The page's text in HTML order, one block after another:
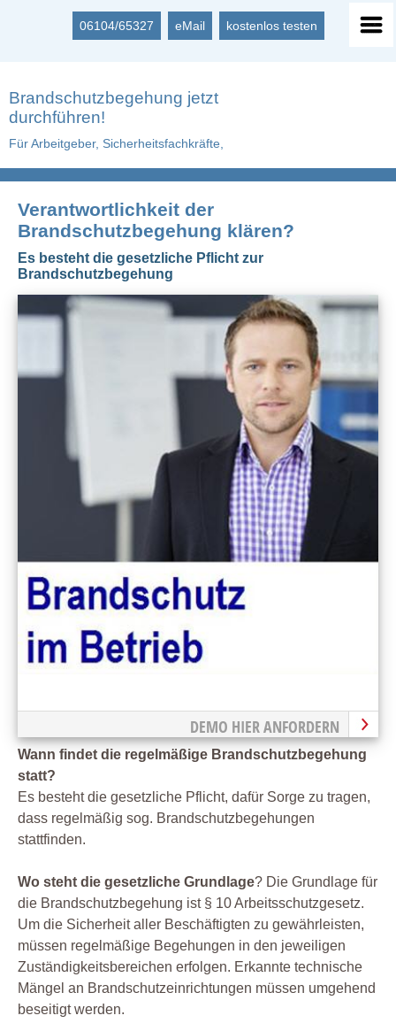
06104/65327 eMail kostenlos testen
Brandschutzbegehung jetzt
durchführen!
Für Arbeitgeber, Sicherheitsfachkräfte,
Verantwortlichkeit der
Brandschutzbegehung klären?
Es besteht die gesetzliche Pflicht zur
Brandschutzbegehung
DEMO HIER ANFORDERN
Wann findet die regelmäßige Brandschutzbegehung
statt?
Es besteht die gesetzliche Pflicht, dafür Sorge zu tragen,
dass regelmäßig sog. Brandschutzbegehungen
stattfinden.
Wo steht die gesetzliche Grundlage? Die Grundlage für
die Brandschutzbegehung ist § 10 Arbeitsschutzgesetz.
Um die Sicherheit aller Beschäftigten zu gewährleisten,
müssen regelmäßige Begehungen in den jeweiligen
Zuständigkeitsbereichen erfolgen. Erkannte technische
Mängel an Brandschutzeinrichtungen müssen umgehend
beseitigt werden.